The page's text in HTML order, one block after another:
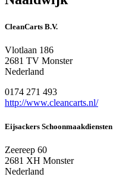
CleanCarts B.V.
Vlotlaan 186
2681 TV Monster
Nederland
0174 271 493
http://www.cleancarts.nl/
Eijsackers Schoonmaakdiensten
Zeereep 60
2681 XH Monster
Nederland